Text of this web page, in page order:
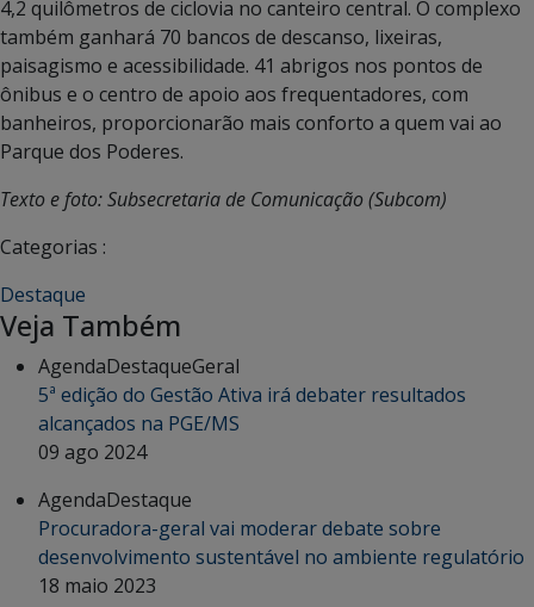
4,2 quilômetros de ciclovia no canteiro central. O complexo
também ganhará 70 bancos de descanso, lixeiras,
paisagismo e acessibilidade. 41 abrigos nos pontos de
ônibus e o centro de apoio aos frequentadores, com
banheiros, proporcionarão mais conforto a quem vai ao
Parque dos Poderes.
Texto e foto: Subsecretaria de Comunicação (Subcom)
Categorias :
Destaque
Veja Também
AgendaDestaqueGeral
5ª edição do Gestão Ativa irá debater resultados
alcançados na PGE/MS
09 ago 2024
AgendaDestaque
Procuradora-geral vai moderar debate sobre
desenvolvimento sustentável no ambiente regulatório
18 maio 2023